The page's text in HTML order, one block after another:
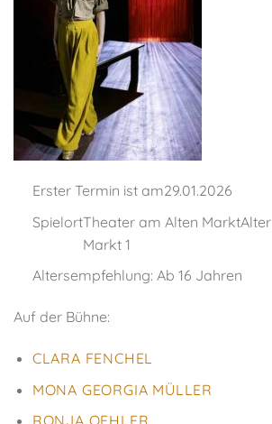
Erster Termin ist am29.01.2026
SpielortTheater am Alten MarktAlter
Markt 1
Altersempfehlung: Ab 16 Jahren
Auf der Bühne:
CLARA FENCHEL
MONA GEORGIA MÜLLER